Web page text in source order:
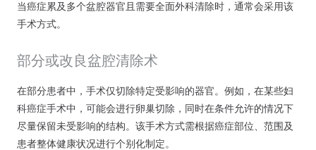
当癌症累及多个盆腔器官且需要全面外科清除时，通常会采用该
手术方式。
部分或改良盆腔清除术
在部分患者中，手术仅切除特定受影响的器官。例如，在某些妇
科癌症手术中，可能会进行卵巢切除，同时在条件允许的情况下
尽量保留未受影响的结构。该手术方式需根据癌症部位、范围及
患者整体健康状况进行个别化制定。